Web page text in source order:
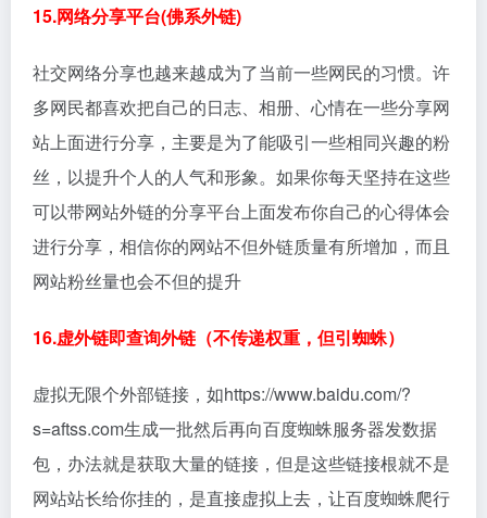
15.网络分享平台(佛系外链)
社交网络分享也越来越成为了当前一些网民的习惯。许
多网民都喜欢把自己的日志、相册、心情在一些分享网
站上面进行分享，主要是为了能吸引一些相同兴趣的粉
丝，以提升个人的人气和形象。如果你每天坚持在这些
可以带网站外链的分享平台上面发布你自己的心得体会
进行分享，相信你的网站不但外链质量有所增加，而且
网站粉丝量也会不但的提升
16.虚外链即查询外链（不传递权重，但引蜘蛛）
虚拟无限个外部链接，如https://www.baidu.com/?
s=aftss.com生成一批然后再向百度蜘蛛服务器发数据
包，办法就是获取大量的链接，但是这些链接根就不是
网站站长给你挂的，是直接虚拟上去，让百度蜘蛛爬行